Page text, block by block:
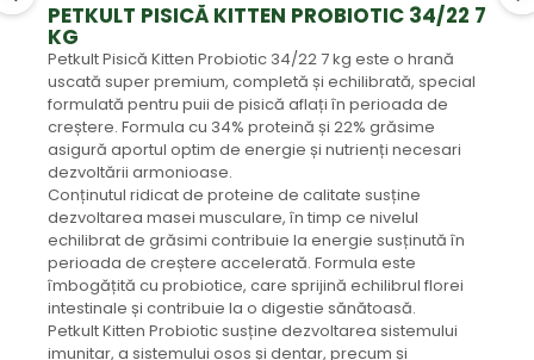
PETKULT PISICĂ KITTEN PROBIOTIC 34/22 7
KG
Petkult Pisică Kitten Probiotic 34/22 7 kg este o hrană
uscată super premium, completă și echilibrată, special
formulată pentru puii de pisică aflați în perioada de
creștere. Formula cu 34% proteină și 22% grăsime
asigură aportul optim de energie și nutrienți necesari
dezvoltării armonioase.
Conținutul ridicat de proteine de calitate susține
dezvoltarea masei musculare, în timp ce nivelul
echilibrat de grăsimi contribuie la energie susținută în
perioada de creștere accelerată. Formula este
îmbogățită cu probiotice, care sprijină echilibrul florei
intestinale și contribuie la o digestie sănătoasă.
Petkult Kitten Probiotic susține dezvoltarea sistemului
imunitar, a sistemului osos și dentar, precum și